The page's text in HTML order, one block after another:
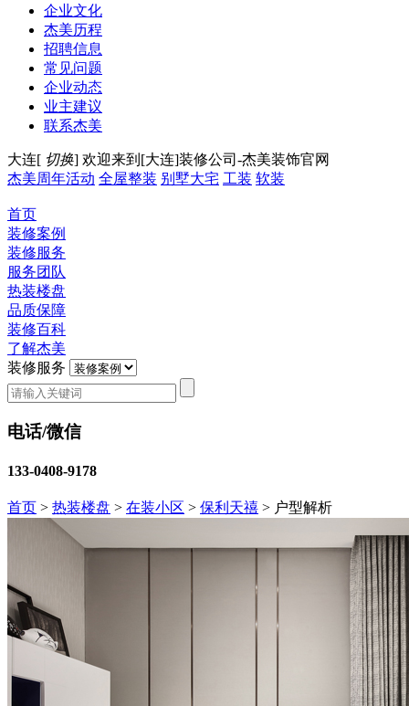
企业文化
杰美历程
招聘信息
常见问题
企业动态
业主建议
联系杰美
大连[ 切换] 欢迎来到[大连]装修公司-杰美装饰官网
杰美周年活动 全屋整装 别墅大宅 工装 软装
首页
装修案例
装修服务
服务团队
热装楼盘
品质保障
装修百科
了解杰美
装修服务
电话/微信
133-0408-9178
首页 > 热装楼盘 > 在装小区 > 保利天禧 > 户型解析